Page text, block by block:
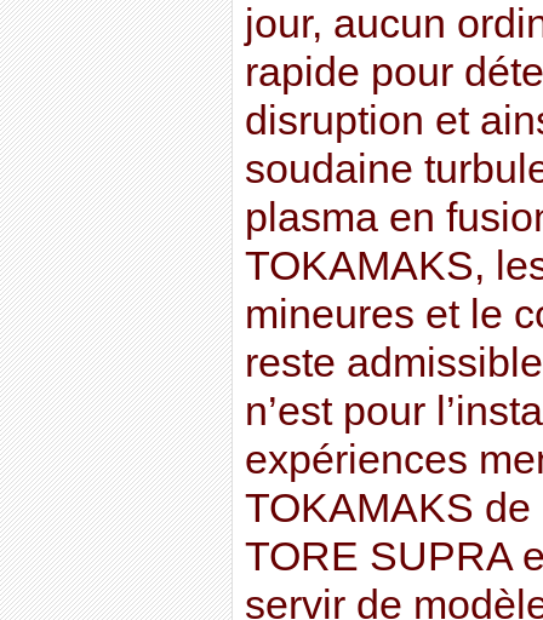
jour, aucun
rapide pour
disruption et
soudaine
plasma en
TOKAMAKS,
mineures et le
reste
n’est pour
expériences
TOKAMAKS
TORE SUPRA
servir de